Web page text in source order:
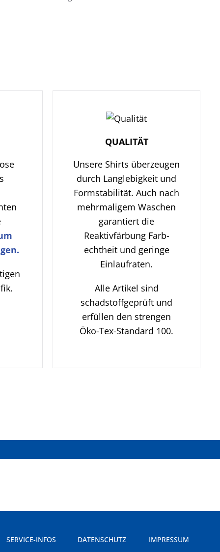
QUALITÄT
Unsere Shirts überzeugen
durch Langlebigkeit und
Formstabilität. Auch nach
mehrmaligem Waschen
garantiert die
Reaktivfärbung Farb-
echtheit und geringe
Einlaufraten.
Alle Artikel sind
schadstoffgeprüft und
erfüllen den strengen
Öko-Tex-Standard 100.
SERVICE-INFOS DATENSCHUTZ IMPRESSUM